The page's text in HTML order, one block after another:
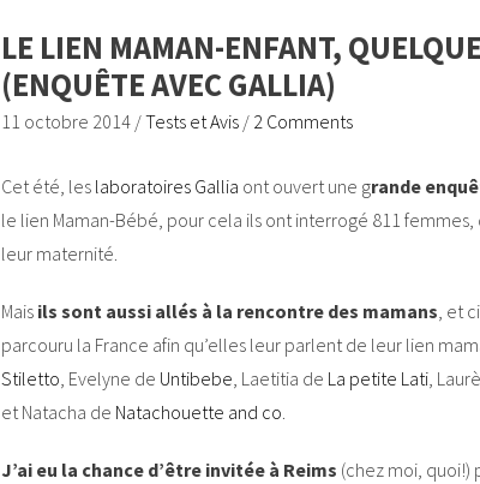
LE LIEN MAMAN-ENFANT,
(ENQUÊTE AVEC GALLIA)
11 octobre 2014 /Tests et Avis / 2 Comments
Cet été, les laboratoires Gallia ont ouvert une grande
le lien Maman-Bébé, pour cela ils ont interrogé 811
leur maternité.
Mais ils sont aussi allés à la rencontre des mamans , et
parcouru la France afin qu’elles leur parlent de leur lien
Stiletto , Evelyne de Untibebe , Laetitia de La petite Lati ,
et Natacha de Natachouette and co
J’ai eu la chance d’être invitée à Reims (chez moi, quoi!)